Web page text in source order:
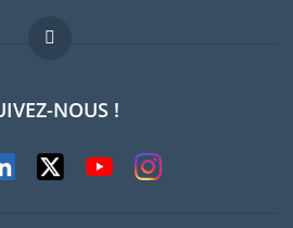
d'emploi
FAQ
ExpertsNOUS !